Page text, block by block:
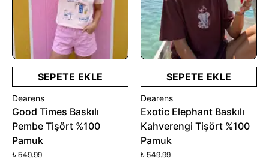
SEPETE EKLE
Dearens
Good Times Baskılı
Pembe Tişört %100
Pamuk
₺ 549.99
SEPETE EKLE
Dearens
Exotic Elephant Baskılı
Kahverengi Tişört %100
Pamuk
₺ 549.99